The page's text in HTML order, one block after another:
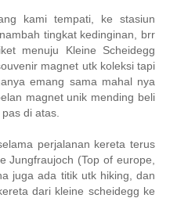
kami tempati, ke stasiun
tingkat kedinginan, brr
menuju Kleine Scheidegg
magnet utk koleksi tapi
emang sama mahal nya
magnet unik mending beli
di atas.
perjalanan kereta terus
Jungfraujoch (Top of europe,
juga ada titik utk hiking, dan
dari kleine scheidegg ke